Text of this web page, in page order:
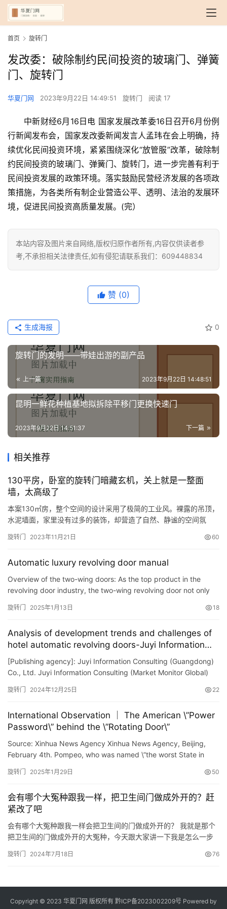
首
页
门
卧
卫
生
间
门
庭
院
门
铸
门
门
套
装
装
维
修
门
业
资
讯
系
我
首页 旋转门
发改委：破除制约民间投资的玻璃门、弹簧
门、旋转门
华夏门网 2023年9月22日 14:49:51 旋转门 阅读 17
中新财经6月16日电 国家发展改革委16日召开6月份例
行新闻发布会，国家发改委新闻发言人孟玮在会上明确，持
续优化民间投资环境，紧紧围绕深化“放管服”改革，破除制
约民间投资的玻璃门、弹簧门、旋转门，进一步完善有利于
民间投资发展的政策环境。落实鼓励民营经济发展的各项政
策措施，为各类所有制企业营造公平、透明、法治的发展环
境，促进民间投资高质量发展。(完）
本站内容及图片来自网络,版权归原作者所有,内容仅供读者参
考,不承担相关法律责任,如有侵犯请联系我们：609448834
赞 (0)
0
生成海报
旋转门的发明——带娃出游的副产品
上一篇 2023年9月22日 14:48:51
昆明一鲜花种植基地拟拆除平移门更换快速门
下一篇
2023年9月22日 14:51:37
相关推荐
130平房，卧室的旋转门暗藏玄机，关上就是一整面
墙，太高级了
本案130㎡房，整个空间的设计采用了极简的工业风。裸露的吊顶，
水泥墙面，家里没有过多的装饰，却营造了自然、静谧的空间氛
往卧室，太高级了！ 客厅 裸露的吊顶、水泥墙面，整个空间没有过
贴，让原本冷静、理性的空间氛围，多了些温度和色彩。 大大的落
地窗保…
旋转门 2023年11月21日 60
Automatic luxury revolving door manual
Overview of the two-wing doors: As the top product in the
revolving door industry, the two-wing revolving door not only
旋转门 2025年1月13日 18
Analysis of development trends and challenges of
hotel automatic revolving doors-Juyi Information
Consulting
[Publishing agency]: Juyi Information Consulting (Guangdong)
Co., Ltd. Juyi Information Consulting (Market Monitor Global)
旋转门 2024年12月25日 22
International Observation ｜ The American \”Power
Password\” behind the \”Rotating Door\”
Source: Xinhua News Agency Xinhua News Agency, Beijing,
February 4th. Pompeo, who was named \”the worst State in
旋转门 2025年1月29日 50
会有哪个大冤种跟我一样，把卫生间门做成外开的？赶
紧改了吧
会有哪个大冤种跟我一样会把卫生间的门做成外开的？ 我就是那个
把卫生间的门做成外开的大冤种，今天跟大家讲一下我是怎么一步
改二，所以走廊左边的这些墙在拆旧的时候就已经敲掉了。水电交
旋转门 2024年7月18日 76
Copyright © 2023 华夏门网 版权所有 黔ICP备2023002209号 Powered by